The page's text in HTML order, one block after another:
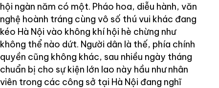
hội ngàn năm có một. Pháo hoa, diễu hành, văn
nghệ hoành tráng cùng vô số thú vui khác đang
kéo Hà Nội vào không khí hội hè chừng như
không thể nào dứt. Người dân là thế, phía chính
quyền cũng không khác, sau nhiều ngày tháng
chuẩn bị cho sự kiện lớn lao này hầu như nhân
viên trong các công sở tại Hà Nội đang nghĩ